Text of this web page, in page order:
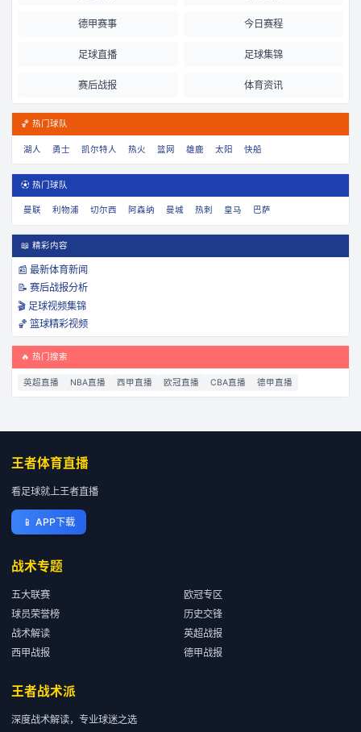
德甲赛事 今日赛程
足球直播 足球集锦
赛后战报 体育资讯
🏀 热门球队
湖人 勇士 凯尔特人 热火 篮网 雄鹿 太阳 快船
⚽ 热门球队
曼联 利物浦 切尔西 阿森纳 曼城 热刺 皇马 巴萨
📖 精彩内容
📰 最新体育新闻
📝 赛后战报分析
🎬 足球视频集锦
🏀 篮球精彩视频
🔥 热门搜索
英超直播 NBA直播 西甲直播 欧冠直播 CBA直播 德甲直播
王者体育直播
看足球就上王者直播
📱 APP下载
战术专题
五大联赛
欧冠专区
球员荣誉榜
历史交锋
战术解读
英超战报
西甲战报
德甲战报
王者战术派
深度战术解读，专业球迷之选